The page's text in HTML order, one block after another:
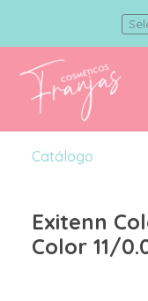
Catálogo
Exitenn
Color 11/